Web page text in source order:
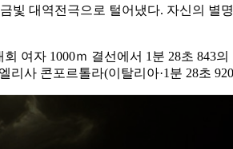
빛 대역전극으로 털어냈다. 자신의 별
여자 1000ｍ 결선에서 1분 28초 843
사 콘포르톨라(이탈리아·1분 28초